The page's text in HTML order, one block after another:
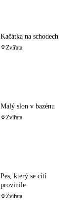
Kačátka na schodech
Zvířata
Malý slon v bazénu
Zvířata
Pes, který se cítí
provinile
Zvířata